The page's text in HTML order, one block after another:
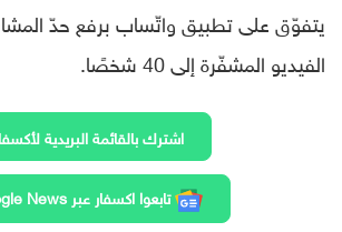
يتفوّق على تطبيق واتّساب برفع حدّ
الفيديو المشفّرة إلى 40 شخصًا.
اشترك بالقائمة البريدية
تابعوا اكسفار عبر google News